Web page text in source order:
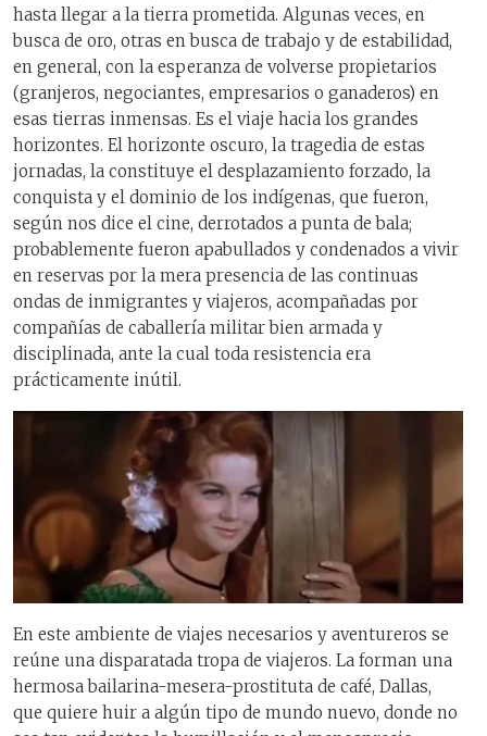
hasta llegar a la tierra prometida. Algunas veces, en
busca de oro, otras en busca de trabajo y de estabilidad,
en general, con la esperanza de volverse propietarios
(granjeros, negociantes, empresarios o ganaderos) en
esas tierras inmensas. Es el viaje hacia los grandes
horizontes. El horizonte oscuro, la tragedia de estas
jornadas, la constituye el desplazamiento forzado, la
conquista y el dominio de los indígenas, que fueron,
según nos dice el cine, derrotados a punta de bala;
probablemente fueron apabullados y condenados a vivir
en reservas por la mera presencia de las continuas
ondas de inmigrantes y viajeros, acompañadas por
compañías de caballería militar bien armada y
disciplinada, ante la cual toda resistencia era
prácticamente inútil.
En este ambiente de viajes necesarios y aventureros se
reúne una disparatada tropa de viajeros. La forman una
hermosa bailarina-mesera-prostituta de café, Dallas,
que quiere huir a algún tipo de mundo nuevo, donde no